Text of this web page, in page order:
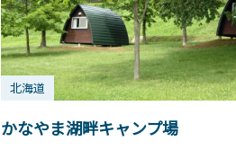
北海道
かなやま湖畔キャンプ場